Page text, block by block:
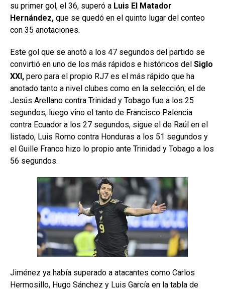
su primer gol, el 36, superó a Luis El Matador
Hernández, que se quedó en el quinto lugar del conteo
con 35 anotaciones.
Este gol que se anotó a los 47 segundos del partido se
convirtió en uno de los más rápidos e históricos del Siglo
XXI, pero para el propio RJ7 es el más rápido que ha
anotado tanto a nivel clubes como en la selección; el de
Jesús Arellano contra Trinidad y Tobago fue a los 25
segundos, luego vino el tanto de Francisco Palencia
contra Ecuador a los 27 segundos, sigue el de Raúl en el
listado, Luis Romo contra Honduras a los 51 segundos y
el Guille Franco hizo lo propio ante Trinidad y Tobago a los
56 segundos.
Jiménez ya había superado a atacantes como Carlos
Hermosillo, Hugo Sánchez y Luis García en la tabla de